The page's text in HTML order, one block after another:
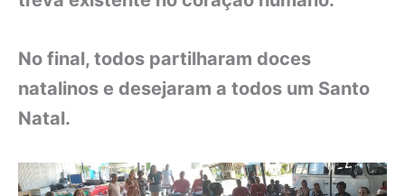
No final, todos partilharam doces
natalinos e desejaram a todos um Santo
Natal.